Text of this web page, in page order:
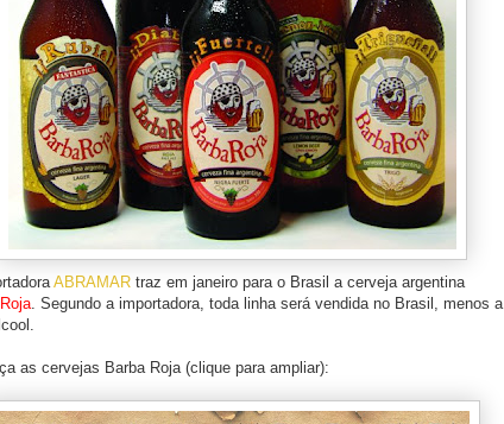
ABRAMAR traz em janeiro para o Brasil a cerveja argentina
. Segundo a importadora, toda linha será vendida no Brasil, menos a
as cervejas Barba Roja (clique para ampliar):